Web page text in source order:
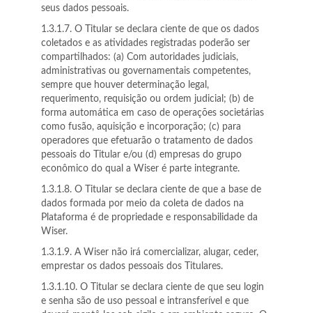
seus dados pessoais.
1.3.1.7. O Titular se declara ciente de que os dados
coletados e as atividades registradas poderão ser
compartilhados: (a) Com autoridades judiciais,
administrativas ou governamentais competentes,
sempre que houver determinação legal,
requerimento, requisição ou ordem judicial; (b) de
forma automática em caso de operações societárias
como fusão, aquisição e incorporação; (c) para
operadores que efetuarão o tratamento de dados
pessoais do Titular e/ou (d) empresas do grupo
econômico do qual a Wiser é parte integrante.
1.3.1.8. O Titular se declara ciente de que a base de
dados formada por meio da coleta de dados na
Plataforma é de propriedade e responsabilidade da
Wiser.
1.3.1.9. A Wiser não irá comercializar, alugar, ceder,
emprestar os dados pessoais dos Titulares.
1.3.1.10. O Titular se declara ciente de que seu login
e senha são de uso pessoal e intransferível e que